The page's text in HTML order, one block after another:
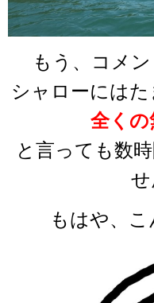
もう、コメ
シャローにはた
全くの
と言っても数
せ
もはや、こ